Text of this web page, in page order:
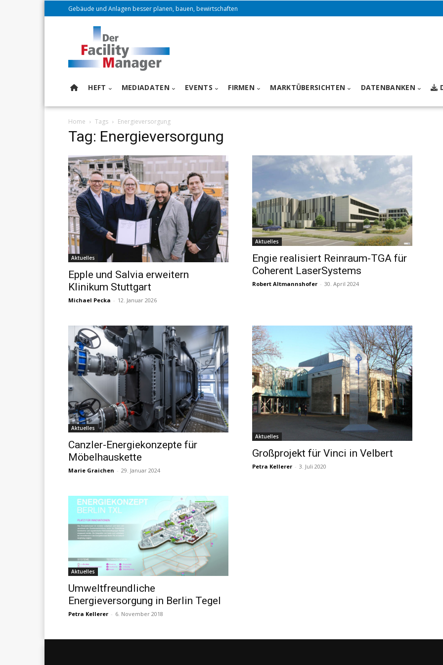
Gebäude und Anlagen besser planen, bauen, bewirtschaften
HEFT MEDIADATEN EVENTS FIRMEN MARKTÜBERSICHTEN DATENBANKEN
Home Tags Energieversorgung
Tag: Energieversorgung
Aktuelles
Epple und Salvia erweitern
Klinikum Stuttgart
Michael Pecka - 12. Januar 2026
Aktuelles
Engie realisiert Reinraum-TGA für
Coherent LaserSystems
Robert Altmannshofer - 30. April 2024
Aktuelles
Canzler-Energiekonzepte für
Möbelhauskette
Marie Graichen - 29. Januar 2024
Aktuelles
Großprojekt für Vinci in Velbert
Petra Kellerer - 3. Juli 2020
Aktuelles
Umweltfreundliche
Energieversorgung in Berlin Tegel
Petra Kellerer - 6. November 2018